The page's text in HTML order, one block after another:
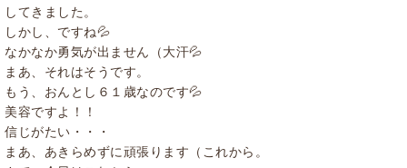
してきました。
しかし、ですね💦
なかなか勇気が出ません（大汗💦
まあ、それはそうです。
もう、おんとし６１歳なのです💦
美容ですよ！！
信じがたい・・・
まあ、あきらめずに頑張ります（これから。